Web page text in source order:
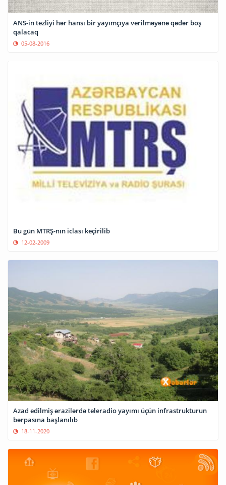
ANS-in tezliyi hər hansı bir yayımçıya verilməyənə qədər boş
qalacaq
05-08-2016
Bu gün MTRŞ-nın iclası keçirilib
12-02-2009
Azad edilmiş ərazilərdə teleradio yayımı üçün infrastrukturun
bərpasına başlanılıb
18-11-2020